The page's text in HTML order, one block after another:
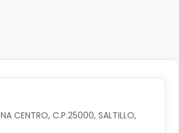
CENTRO, C.P.25000, SALTILLO,